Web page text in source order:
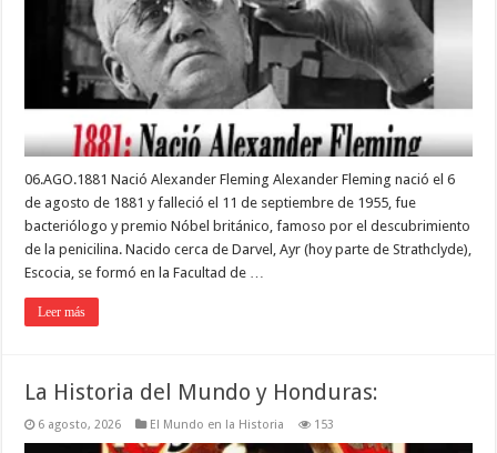
06.AGO.1881 Nació Alexander Fleming Alexander Fleming nació el 6
de agosto de 1881 y falleció el 11 de septiembre de 1955, fue
bacteriólogo y premio Nóbel británico, famoso por el descubrimiento
de la penicilina. Nacido cerca de Darvel, Ayr (hoy parte de Strathclyde),
Escocia, se formó en la Facultad de …
Leer más
La Historia del Mundo y Honduras:
6 agosto, 2026 El Mundo en la Historia 153